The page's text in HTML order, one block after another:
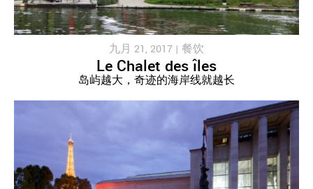
九月 21, 2017 | 餐饮
Le Chalet des îles
岛屿越大，奇迹的海岸线就越长